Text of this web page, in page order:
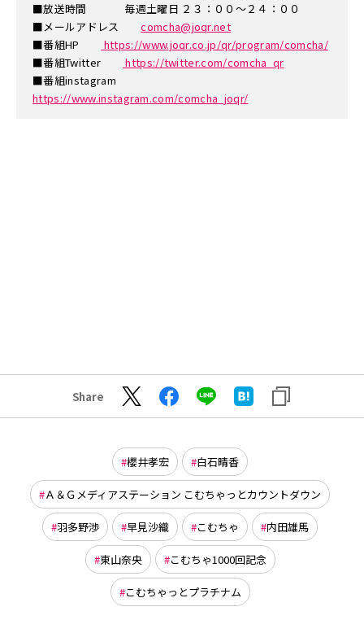
■放送時間 毎週土曜日 ２３：００～２４：００
■メールアドレスcomcha@joqr.net
■番組HP
https://www.joqr.co.jp/qr/program/comcha/
■番組Twitter
https://twitter.com/comcha_qr
■番組instagram
https://www.instagram.com/comcha_joqr/
Share
櫻井孝宏 白石晴香
Ａ＆Ｇメディアステーション こむちゃっとカウントダウン
羽多野渉 早見沙織 こむちゃ 内田雄馬
東山奈央 こむちゃ1000回記念
こむちゃっとプラチナム